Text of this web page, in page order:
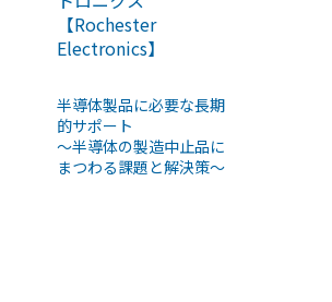
【Rochester
Electronics】
半導体製品に必要な長期
的サポート
〜半導体の製造中止品に
まつわる課題と解決策〜